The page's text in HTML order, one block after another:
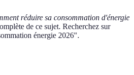
réduire sa consommation d'énergie
de ce sujet. Recherchez sur
énergie 2026".